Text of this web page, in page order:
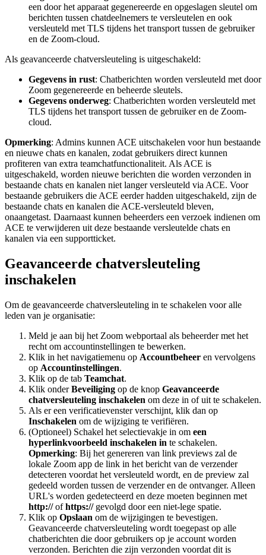
een door het apparaat gegenereerde en opgeslagen sleutel om
berichten tussen chatdeelnemers te versleutelen en ook
versleuteld met TLS tijdens het transport tussen de gebruiker
en de Zoom-cloud.
Als geavanceerde chatversleuteling is uitgeschakeld:
Gegevens in rust: Chatberichten worden versleuteld met door
Zoom gegenereerde en beheerde sleutels.
Gegevens onderweg: Chatberichten worden versleuteld met
TLS tijdens het transport tussen de gebruiker en de Zoom-
cloud.
Opmerking: Admins kunnen ACE uitschakelen voor hun bestaande
en nieuwe chats en kanalen, zodat gebruikers direct kunnen
profiteren van extra teamchatfunctionaliteit. Als ACE is
uitgeschakeld, worden nieuwe berichten die worden verzonden in
bestaande chats en kanalen niet langer versleuteld via ACE. Voor
bestaande gebruikers die ACE eerder hadden uitgeschakeld, zijn de
bestaande chats en kanalen die ACE-versleuteld bleven,
onaangetast. Daarnaast kunnen beheerders een verzoek indienen om
ACE te verwijderen uit deze bestaande versleutelde chats en
kanalen via een supportticket.
Geavanceerde chatversleuteling
inschakelen
Om de geavanceerde chatversleuteling in te schakelen voor alle
leden van je organisatie:
Meld je aan bij het Zoom webportaal als beheerder met het
recht om accountinstellingen te bewerken.
Klik in het navigatiemenu op Accountbeheer en vervolgens
op Accountinstellingen.
Klik op de tab Teamchat.
Klik onderBeveiliging op de knop Geavanceerde
chatversleuteling inschakelen om deze in of uit te schakelen.
Als er een verificatievenster verschijnt, klik dan op
Inschakelen om de wijziging te verifiëren.
(Optioneel) Schakel het selectievakje in om een
hyperlinkvoorbeeld inschakelen in te schakelen.
Opmerking: Bij het genereren van link previews zal de
lokale Zoom app de link in het bericht van de verzender
detecteren voordat het versleuteld wordt, en de preview zal
gedeeld worden tussen de verzender en de ontvanger. Alleen
URL's worden gedetecteerd en deze moeten beginnen met
http://ofhttps://gevolgd door een niet-lege spatie.
Klik op Opslaan om de wijzigingen te bevestigen.
Geavanceerde chatversleuteling wordt toegepast op alle
chatberichten die door gebruikers op je account worden
verzonden. Berichten die zijn verzonden voordat dit is